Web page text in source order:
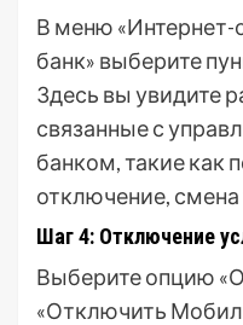
В меню «Интернет-
банк» выберите
Здесь вы увидите
связанные с
банком, такие как
отключение, смена
Шаг 4: Отключение
Выберите опцию
«Отключить